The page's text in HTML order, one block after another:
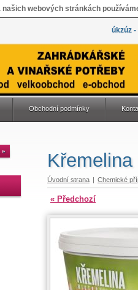
našich webových stránkách
úkzúz
Obchodní podmínky
Úvodní strana | Chemické
« Předchozí